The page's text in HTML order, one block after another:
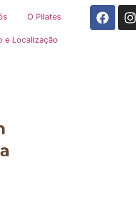
O Pilates
e Localização